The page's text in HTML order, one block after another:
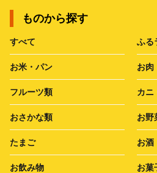
ものから探す
すべて ふる
お米・パン お肉
フルーツ類 カニ
おさかな類 お野
たまご お酒
お飲み物 お菓